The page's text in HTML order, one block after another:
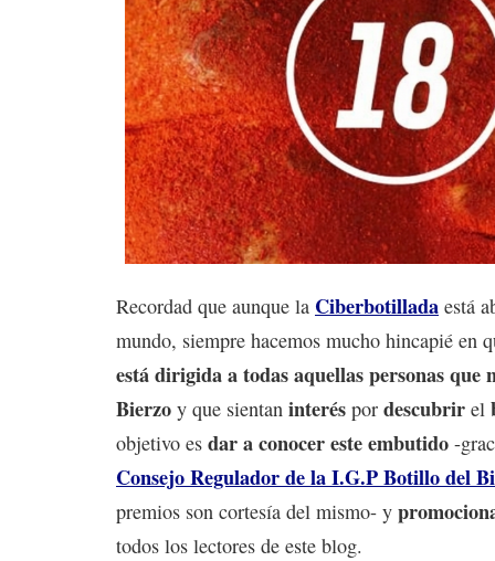
Recordad que aunque la Ciberbotillada está
mundo, siempre hacemos mucho hincapié en
está dirigida a todas aquellas personas que
Bierzo y que sientan interés por descubrir el
objetivo es dar a conocer este embutido -
Consejo Regulador de la I.G.P Botillo del
premios son cortesía del mismo- y
todos los lectores de este blog.